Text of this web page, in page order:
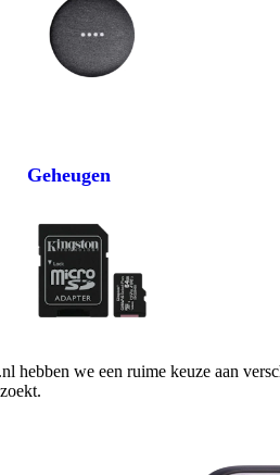
Geheugen
we een ruime keuze aan